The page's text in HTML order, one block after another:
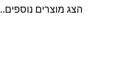
הצג מוצרים נוספים..